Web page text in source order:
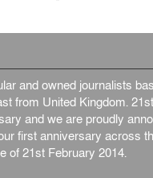
and owned journalists
from United Kingdom.
and we are proudly
first anniversary across
of 21st February 2014.